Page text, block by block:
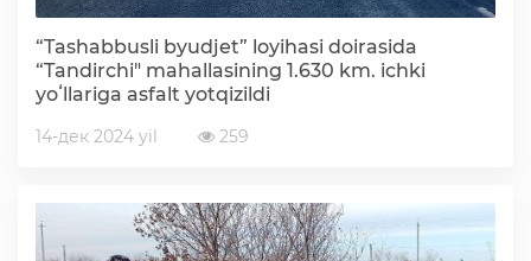
Korrupsiyaga qarshi kurash
Korrupsiyaga qarshi kurashish bo'yicha idoraviy
“Tashabbusli byudjet” loyihasi doirasida
“Tandirchi" mahallasining 1.630 km. ichki
yoʻllariga asfalt yotqizildi
14-дек 2024 yil 259